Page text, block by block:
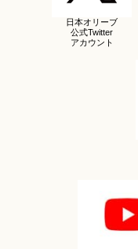
日本オリーブ
公式Twitter
アカウント